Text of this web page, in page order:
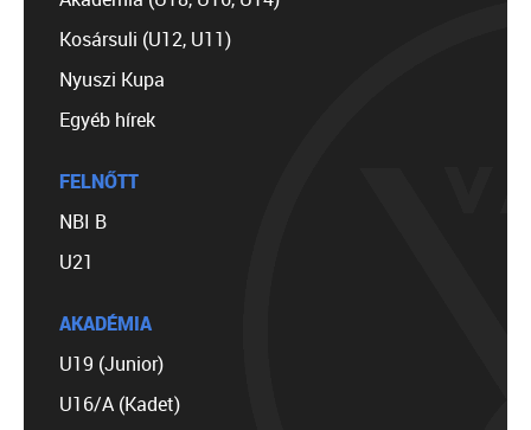
Kosársuli (U12, U11)
Nyuszi Kupa
Egyéb hírek
FELNŐTT
NBI B
U21
AKADÉMIA
U19 (Junior)
U16/A (Kadet)